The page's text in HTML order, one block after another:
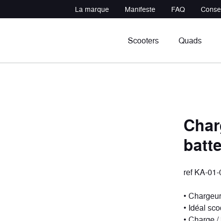
Scooters Quads
La marque Manifeste FAQ
ref KA-
•
• Idéal